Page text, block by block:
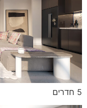
5 חדרים